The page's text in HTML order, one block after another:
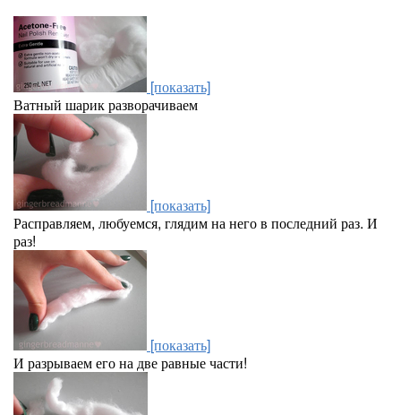
[показать]
Ватный шарик разворачиваем
[показать]
Расправляем, любуемся, глядим на него в последний раз. И
раз!
[показать]
И разрываем его на две равные части!